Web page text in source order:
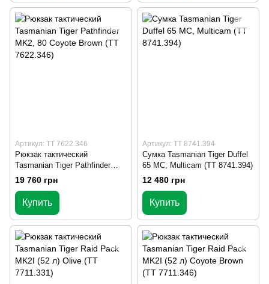
Артикул: TT 7622.346
Рюкзак тактический
Tasmanian Tiger Pathfinder
MK2, 80 Coyote Brown (TT
7622.346)
19 760 грн
Купить
Артикул: TT 8741.394
Сумка Tasmanian Tiger Duffel
65 MC, Multicam (TT 8741.394)
12 480 грн
Купить